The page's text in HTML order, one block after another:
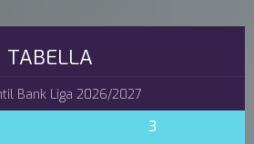
TABELLA
Bank Liga 2026/2027
3